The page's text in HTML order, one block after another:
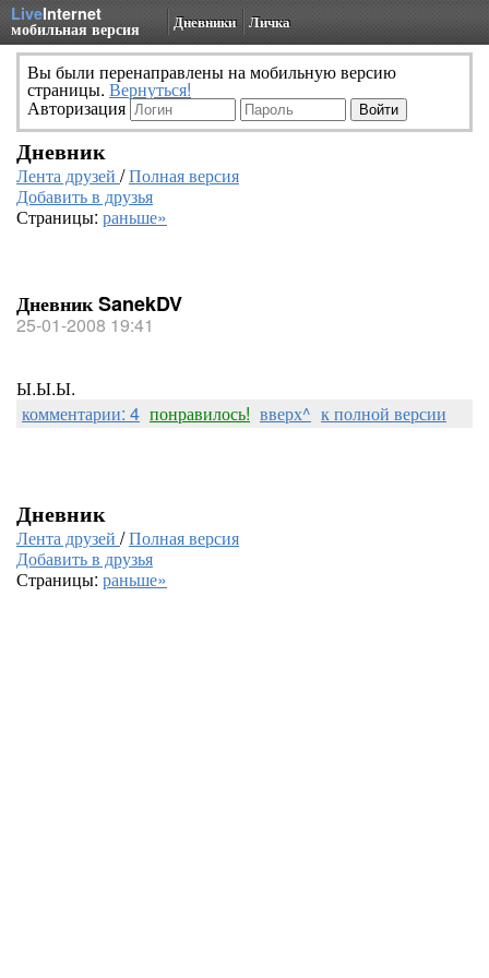
LiveInternet
мобильная версия Дневники Личка
Вы были перенаправлены на мобильную версию
страницы. Вернуться!
Авторизация
Дневник
Лента друзей /Полная версия
Добавить в друзья
Страницы: раньше»
Дневник SanekDV
25-01-2008 19:41
Ы.Ы.Ы.
комментарии: 4 понравилось! вверх^ к полной версии
Дневник
Лента друзей /Полная версия
Добавить в друзья
Страницы: раньше»